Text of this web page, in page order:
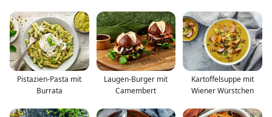
Pistazien-Pasta mit
Burrata
Laugen-Burger mit
Camembert
Kartoffelsuppe mit
Wiener Würstchen